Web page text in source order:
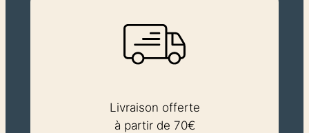
Livraison offerte
à partir de 70€